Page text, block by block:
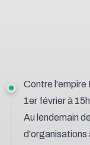
Contre l'empire
1er février à
Au lendemain
d'organisations